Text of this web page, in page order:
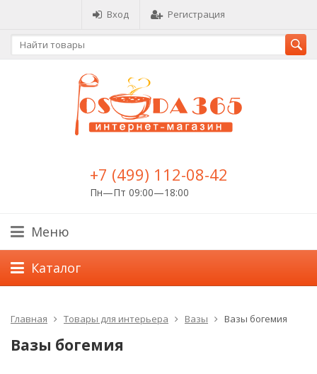
Вход Регистрация
+7 (499) 112-08-42
Пн—Пт 09:00—18:00
Меню
Каталог
Главная Товары для интерьера Вазы Вазы богемия
Вазы богемия